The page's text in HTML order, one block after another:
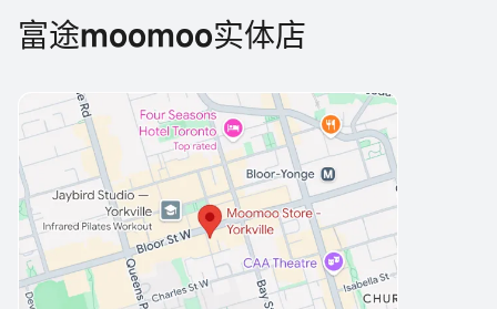
富途moomoo实体店